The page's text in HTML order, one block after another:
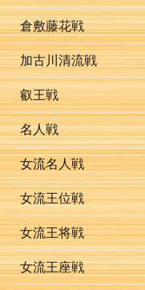
倉敷藤花戦
加古川清流戦
叡王戦
名人戦
女流名人戦
女流王位戦
女流王将戦
女流王座戦